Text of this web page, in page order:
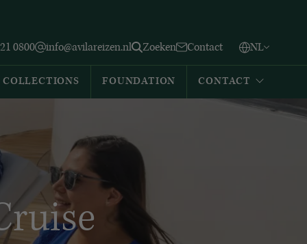
0800 info@avilareizen.nl Zoeken Contact NL
Español
COLLECTIONS FOUNDATION CONTACT